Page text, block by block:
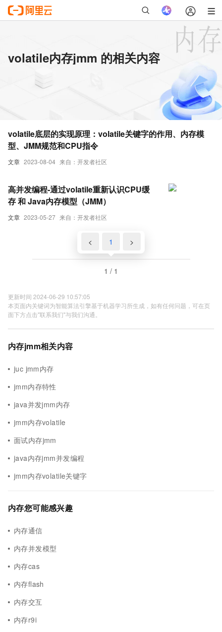
volatile内存jmm 的相关内容
文章 2023-08-04 来自：开发者社区
volatile底层的实现原理：volatile关键字的作用、内存模
型、JMM规范和CPU指令
文章 2023-05-27 来自：开发者社区
高并发编程-通过volatile重新认识CPU缓
存 和 Java内存模型（JMM）
< 1 >
1 / 1
更新时间 2024-06-29 10:57:05
本页面内关键词为智能算法引擎基于机器学习所生成，如有任何问题，可在页
面下方点击"联系我们"与我们沟通。
内存jmm相关内容
juc jmm内存
jmm内存特性
java并发jmm内存
jmm内存volatile
面试内存jmm
java内存jmm并发编程
jmm内存volatile关键字
内存您可能感兴趣
内存通信
内存并发模型
内存cas
内存flash
内存交互
内存r9i